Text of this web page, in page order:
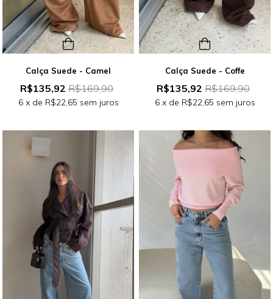
Calça Suede - Camel
R$135,92 R$169,90
6 x de R$22,65 sem juros
Calça Suede - Coffe
R$135,92 R$169,90
6 x de R$22,65 sem juros